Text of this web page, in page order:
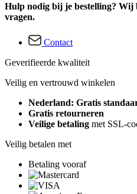
Hulp nodig bij je bestelling? Wij
vragen.
Contact
Geverifieerde kwaliteit
Veilig en vertrouwd winkelen
Nederland: Gratis
Gratis retourneren
Veilige betaling met SSL-
Veilig betalen met
Betaling vooraf